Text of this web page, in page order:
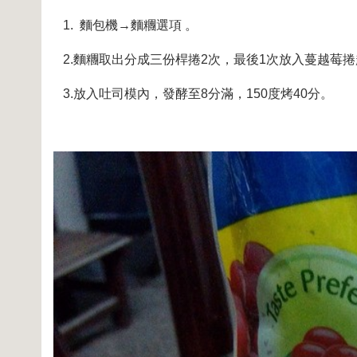
1. 麵包機→麵糰選項 。
2.麵糰取出分成三份桿捲2次，最後1次放入蔓越莓
3.放入吐司模內，發酵至8分滿，150度烤40分。